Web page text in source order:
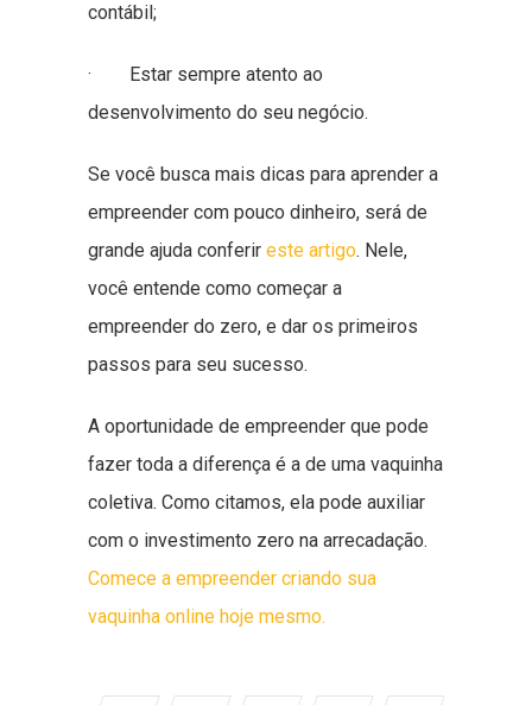
contábil;
· Estar sempre atento ao
desenvolvimento do seu negócio.
Se você busca mais dicas para aprender a
empreender com pouco dinheiro, será de
grande ajuda conferir este artigo. Nele,
você entende como começar a
empreender do zero, e dar os primeiros
passos para seu sucesso.
A oportunidade de empreender que pode
fazer toda a diferença é a de uma vaquinha
coletiva. Como citamos, ela pode auxiliar
com o investimento zero na arrecadação.
Comece a empreender criando sua
vaquinha online hoje mesmo.